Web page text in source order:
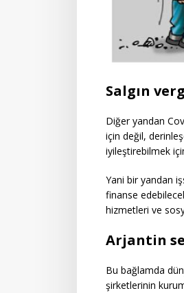
Salgın
Diğer yandan
için değil,
iyileştirebilmek
Yani bir yandan
finanse
hizmetleri ve
Arjantin
Bu bağlamda
şirketlerinin